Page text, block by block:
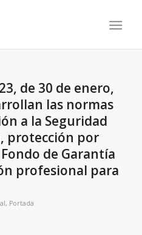
de 30 de enero,
las normas
a la Seguridad
protección por
de Garantía
profesional para
, Portada